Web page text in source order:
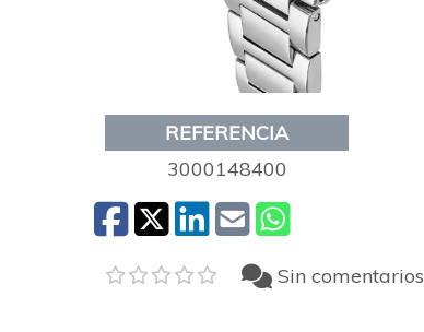
REFERENCIA
3000148400
Sin comentarios